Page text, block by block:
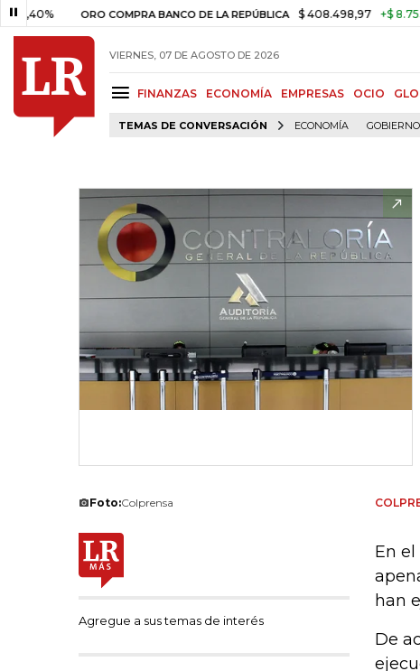
ORO COMPRA BANCO DE LA REPÚBLICA $ 408.498,97 +$ 8.753,81
VIERNES, 07 DE AGOSTO DE 2026
FINANZAS ECONOMÍA EMPRESAS OCIO
TEMAS DE CONVERSACIÓN ECONOMÍA
Foto:Colprensa
Agregue a sus temas de interés
En
han
De